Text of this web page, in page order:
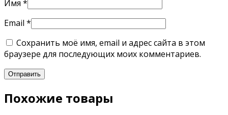
Имя *
Email *
Сохранить моё имя, email и адрес сайта в этом
браузере для последующих моих комментариев.
Похожие товары